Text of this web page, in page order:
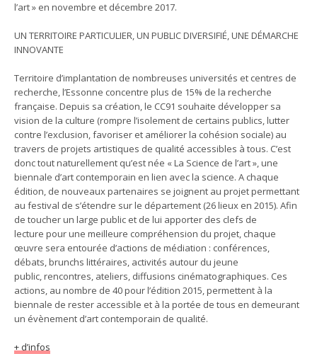
l’art » en novembre et décembre 2017.
UN TERRITOIRE PARTICULIER, UN PUBLIC DIVERSIFIÉ, UNE DÉMARCHE
INNOVANTE
Territoire d’implantation de nombreuses universités et centres de
recherche, l’Essonne concentre plus de 15% de la recherche
française. Depuis sa création, le CC91 souhaite développer sa
vision de la culture (rompre l’isolement de certains publics, lutter
contre l’exclusion, favoriser et améliorer la cohésion sociale) au
travers de projets artistiques de qualité accessibles à tous. C’est
donc tout naturellement qu’est née « La Science de l’art », une
biennale d’art contemporain en lien avec la science. A chaque
édition, de nouveaux partenaires se joignent au projet permettant
au festival de s’étendre sur le département (26 lieux en 2015). Afin
de toucher un large public et de lui apporter des clefs de
lecture pour une meilleure compréhension du projet, chaque
œuvre sera entourée d’actions de médiation : conférences,
débats, brunchs littéraires, activités autour du jeune
public, rencontres, ateliers, diffusions cinématographiques. Ces
actions, au nombre de 40 pour l’édition 2015, permettent à la
biennale de rester accessible et à la portée de tous en demeurant
un évènement d’art contemporain de qualité.
+ d’infos